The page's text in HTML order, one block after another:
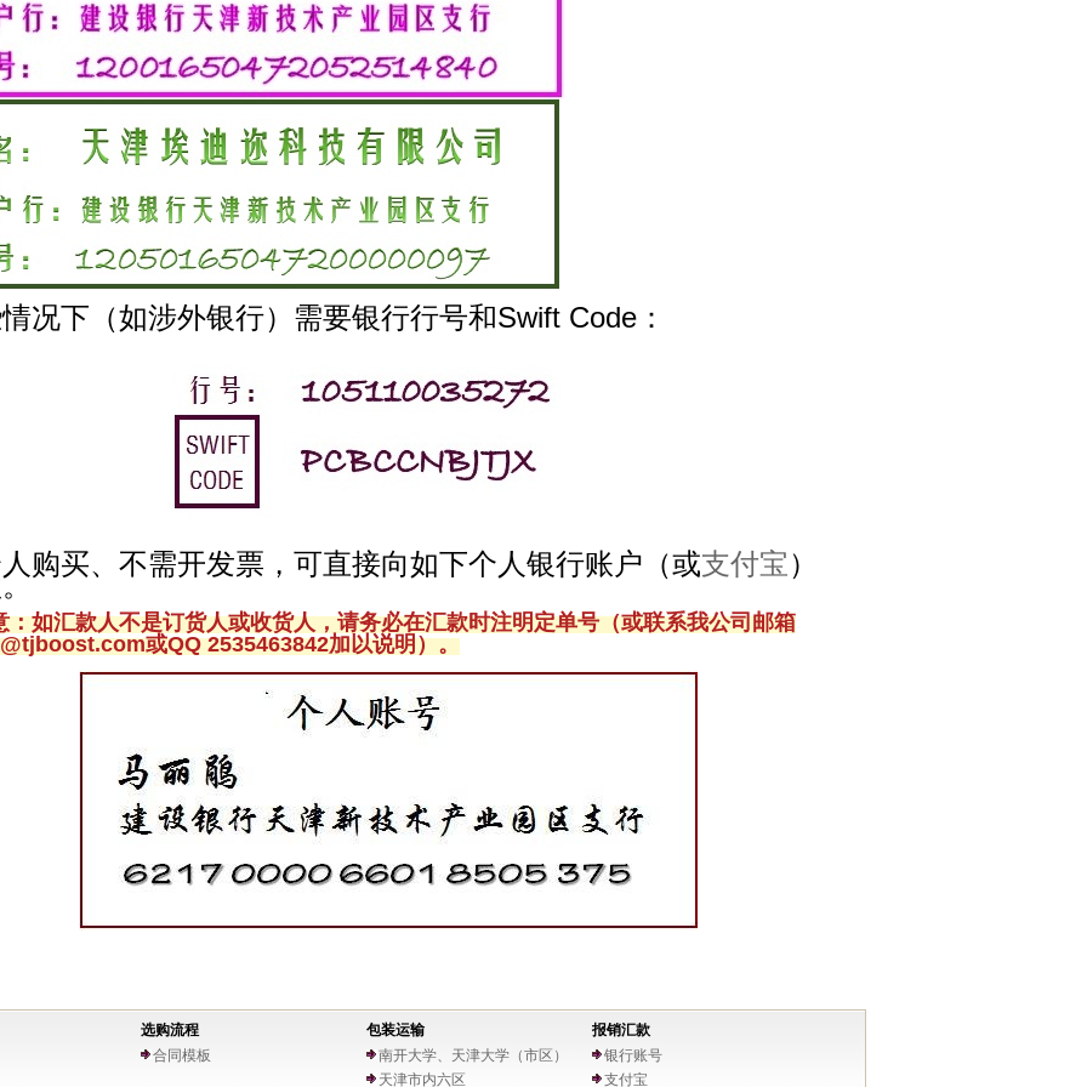
况下（如涉外银行）需要银行行号和Swift Code：
购买、不需开发票，可直接向如下个人银行账户（或支付宝）
：如汇款人不是订货人或收货人，请务必在汇款时注明定单号（或联系我公司邮箱
或QQ 2535463842加以说明）。
选购流程
合同模板
包装运输
南开大学、天津大学（市区）
天津市内六区
报销汇款
银行账号
支付宝